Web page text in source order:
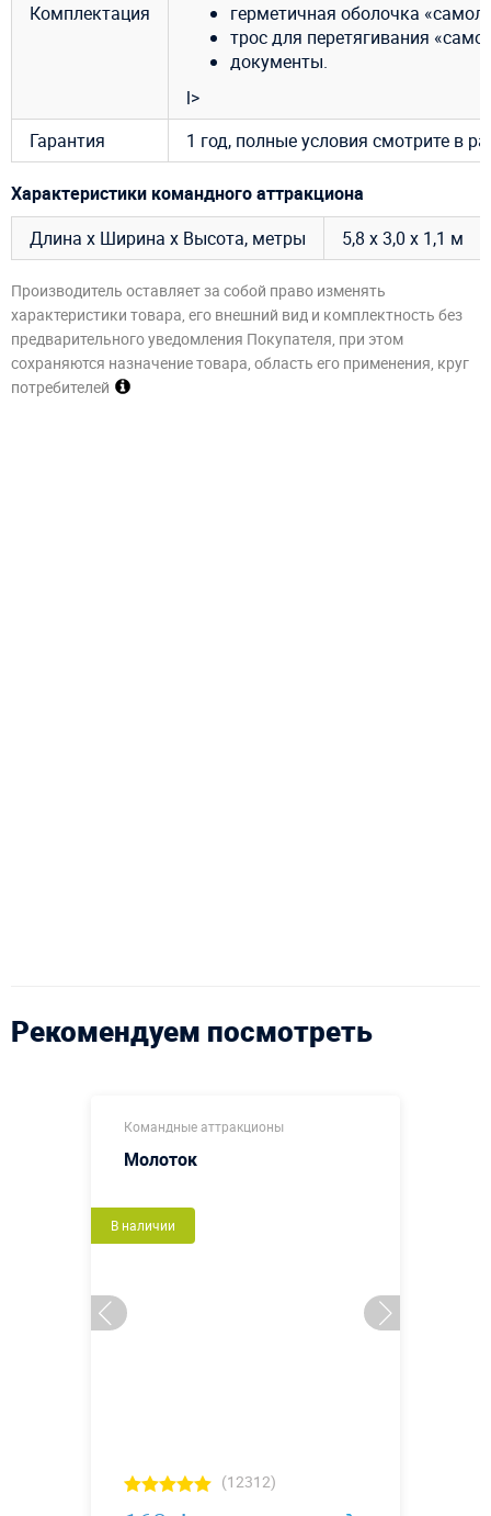
Комплектация
герметичная оболочка
трос для перетягивания
документы.
l>
Гарантия
1 год, полные условия смотрите в
Характеристики командного аттракциона
Длина х Ширина х Высота, метры
5,8 х 3,0 х 1,1 м
Производитель оставляет за собой право изменять
характеристики товара, его внешний вид и комплектность без
предварительного уведомления Покупателя, при этом
сохраняются назначение товара, область его применения, круг
потребителей
Рекомендуем посмотреть
Командные аттракционы
Молоток
В наличии
(12312)